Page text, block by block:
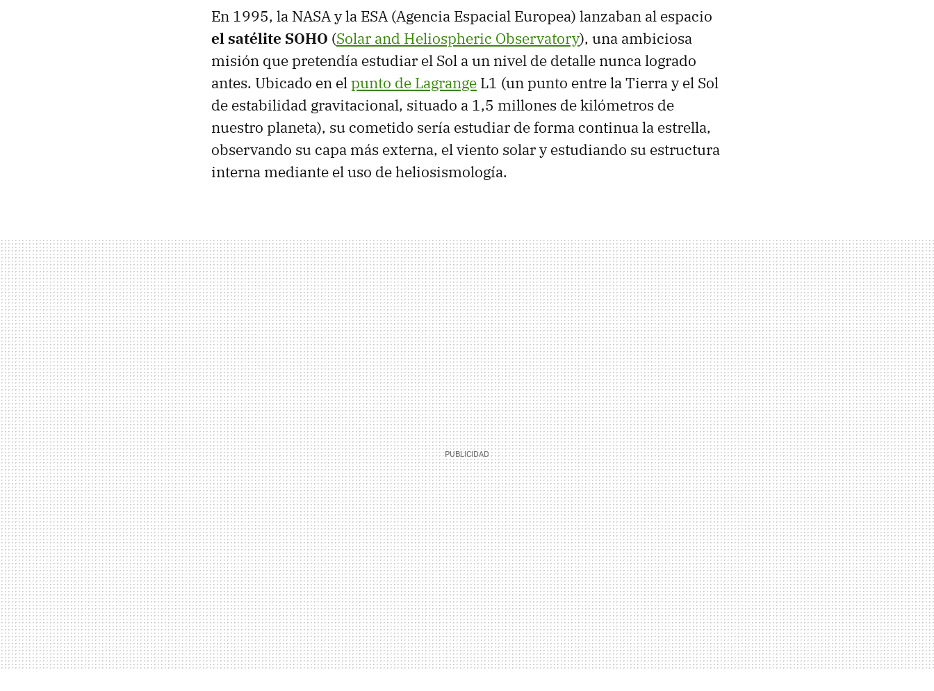
En 1995, la NASA y la ESA (Agencia Espacial Europea) lanzaban al espacio
el satélite SOHO (Solar and Heliospheric Observatory), una ambiciosa
misión que pretendía estudiar el Sol a un nivel de detalle nunca logrado
antes. Ubicado en elpunto de Lagrange L1 (un punto entre la Tierra y el Sol
de estabilidad gravitacional, situado a 1,5 millones de kilómetros de
nuestro planeta), su cometido sería estudiar de forma continua la estrella,
observando su capa más externa, el viento solar y estudiando su estructura
interna mediante el uso de heliosismología.